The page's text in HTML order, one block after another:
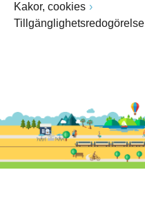
Kakor, cookies
Tillgänglighetsredogörelse